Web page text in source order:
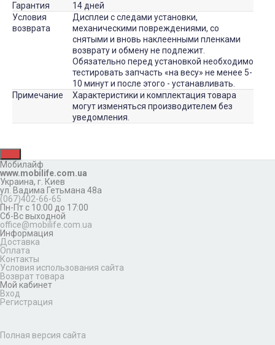
Гарантия
14 дней
Условия
возврата
Дисплеи с следами установки,
механическими повреждениями, со
снятыми и вновь наклеенными пленками
возврату и обмену не подлежит.
Обязательно перед установкой необходимо
тестировать запчасть «на весу» не менее 5-
10 минут и после этого - устанавливать.
Примечание
Характеристики и комплектация товара
могут изменяться производителем без
уведомления.
Мобилайф
www.mobilife.com.ua
Украина, г. Киев
ул. Вадима Гетьмана 48а
(067)402-66-65
Пн-Пт с 10:00 до 17:00
Сб-Вс выходной
office@mobilife.com.ua
Информация
Доставка
Оплата
Контакты
Условия использования сайта
Возврат товара
Мой кабинет
Вход
Регистрация
Полная версия сайта